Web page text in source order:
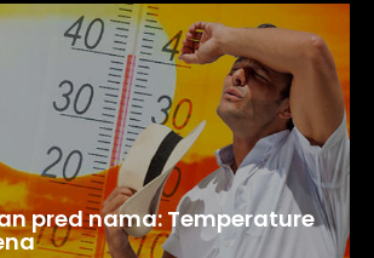
pred nama: Temperature